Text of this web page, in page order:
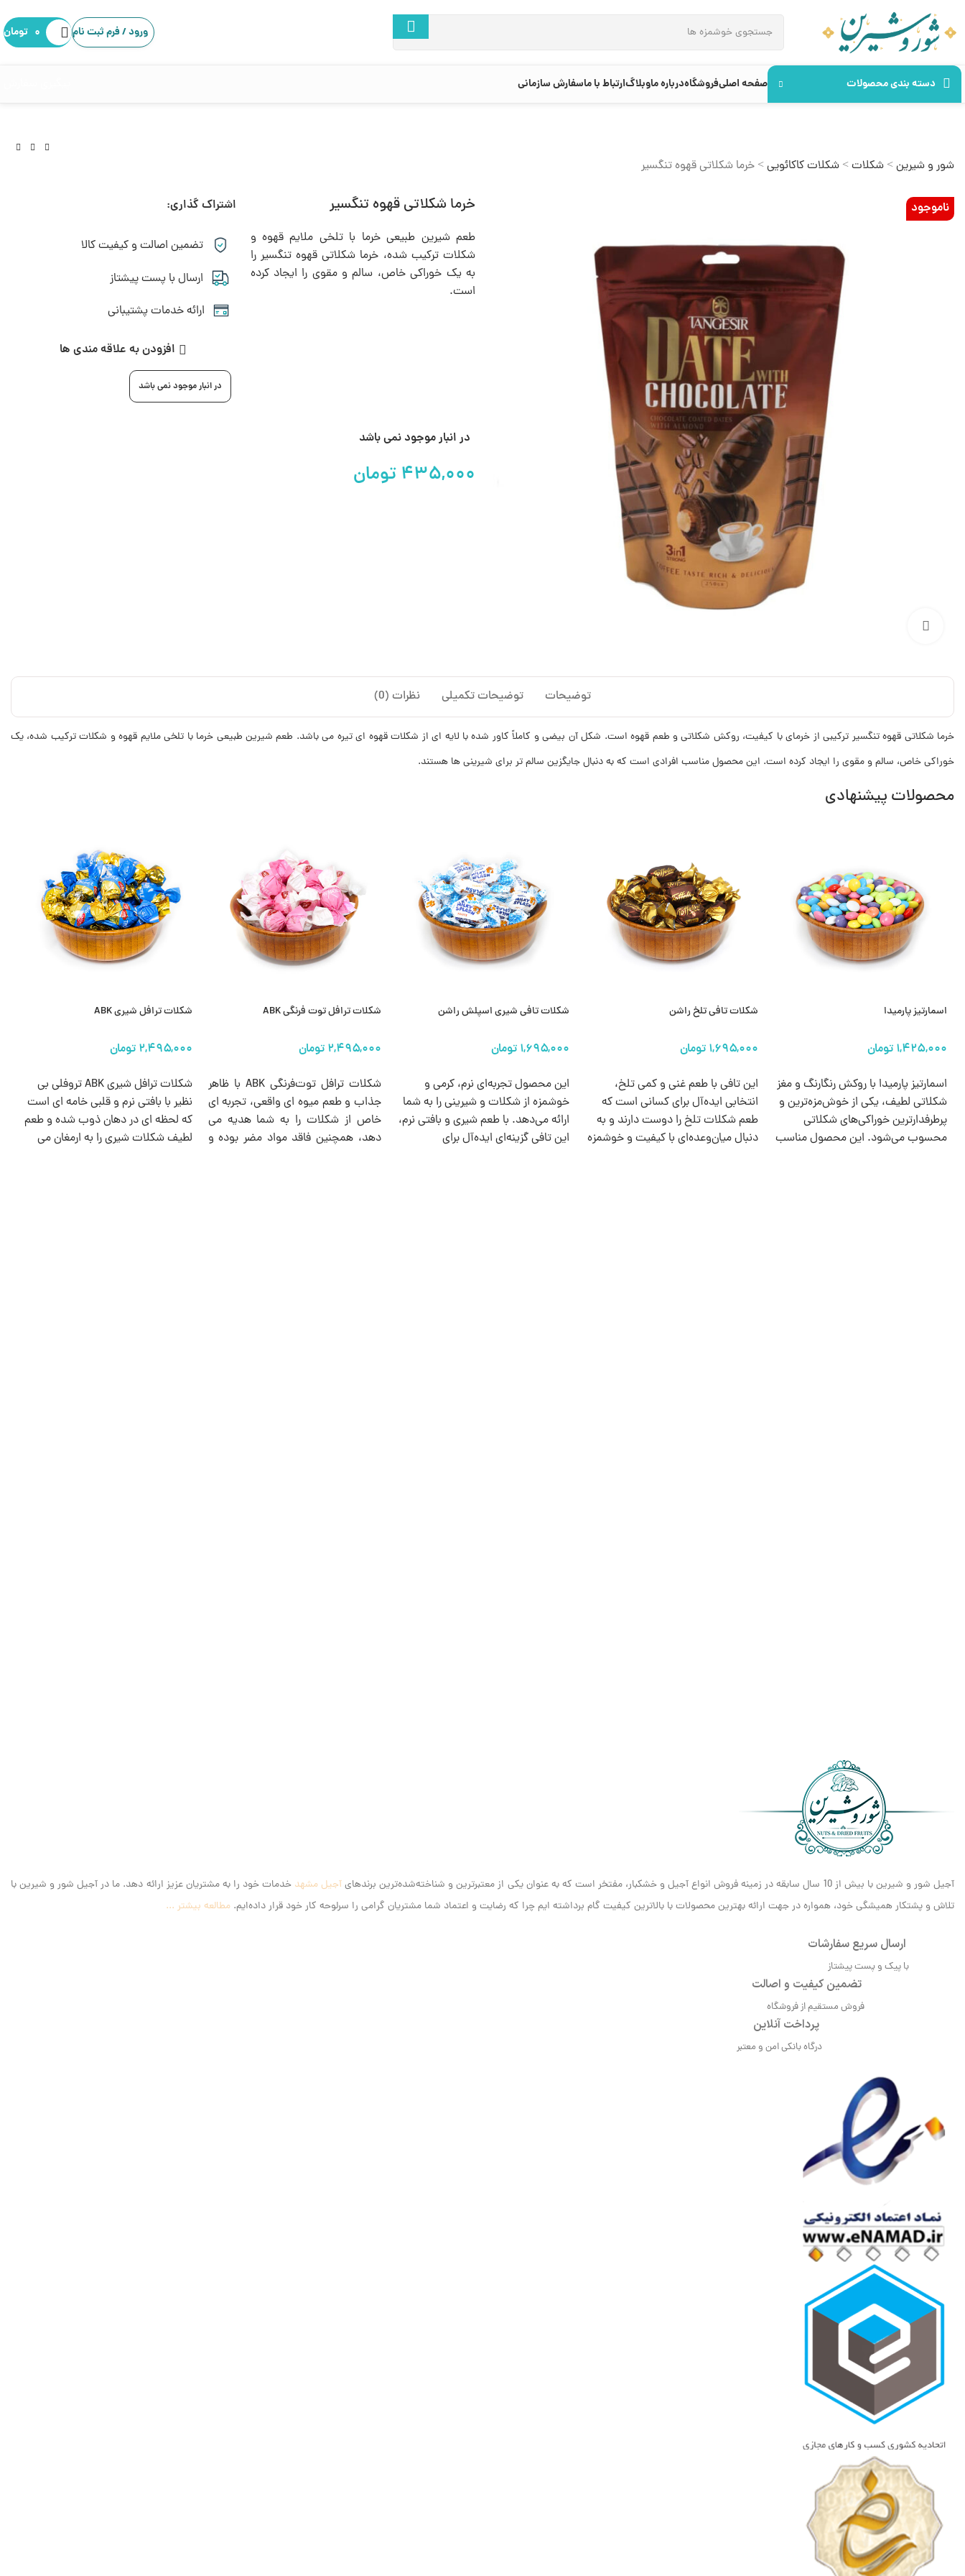
ورود / فرم ثبت نام ۰ تومان
دسته بندی محصولات صفحه اصلیفروشگاهدرباره ماوبلاگارتباط با ماسفارش سازمانی
شور و شیرین> شکلات> شکلات کاکائویی> خرما شکلاتی قهوه تنگسیر
ناموجود خرما شکلاتی قهوه تنگسیر
اشتراک گذاری:
طعم شیرین طبیعی خرما با تلخی ملایم قهوه و
شکلات ترکیب شده، خرما شکلاتی قهوه تنگسیر را
به یک خوراکی خاص، سالم و مقوی را ایجاد کرده
است.
تضمین اصالت و کیفیت کالا
ارسال با پست پیشتاز
ارائه خدمات پشتیبانی
افزودن به علاقه مندی ها
در انبار موجود نمی باشد
در انبار موجود نمی باشد
تومان
توضیحات توضیحات تکمیلی نظرات (0)
خرما شکلاتی قهوه تنگسیر ترکیبی از خرمای با کیفیت، روکش شکلاتی و طعم قهوه است. شکل آن بیضی و کاملاً کاور شده با لایه‌ ای از شکلات قهوه‌ ای تیره می‌ باشد. طعم شیرین طبیعی خرما با تلخی ملایم قهوه و شکلات ترکیب شده، یک
خوراکی خاص، سالم و مقوی را ایجاد کرده است. این محصول مناسب افرادی‌ است که به دنبال جایگزین سالم‌ تر برای شیرینی‌ ها هستند.
محصولات پیشنهادی
اسمارتیز پارمیدا
اسمارتیز پارمیدا با روکش رنگارنگ و مغز
شکلاتی لطیف، یکی از خوش‌مزه‌ترین و
پرطرفدارترین خوراکی‌های شکلاتی
محسوب می‌شود. این محصول مناسب
شکلات تافی تلخ راشن
این تافی با طعم غنی و کمی تلخ،
انتخابی ایده‌آل برای کسانی است که
طعم شکلات تلخ را دوست دارند و به
دنبال میان‌وعده‌ای با کیفیت و خوشمزه
شکلات تافی شیری اسپلش راشن
این محصول تجربه‌ای نرم، کرمی و
خوشمزه از شکلات و شیرینی را به شما
ارائه می‌دهد. با طعم شیری و بافتی نرم،
این تافی گزینه‌ای ایده‌آل برای
شکلات ترافل توت فرنگی ABK
شکلات ترافل توت‌فرنگی ABK با ظاهر
جذاب و طعم میوه‌ ای واقعی، تجربه‌ ای
خاص از شکلات‌ را به شما هدیه می‌
دهد، همچنین فاقد مواد مضر بوده و
شکلات ترافل شیری ABK
شکلات ترافل شیری ABK تروفلی بی‌
نظیر با بافتی نرم و قلبی خامه‌ ای‌ است
که لحظه‌ ای در دهان ذوب شده و طعم
لطیف شکلات شیری را به ارمغان می‌
آجیل شور و شیرین با بیش از 10 سال سابقه در زمینه فروش انواع آجیل و خشکبار، مفتخر است که به عنوان یکی از معتبرترین و شناخته‌شده‌ترین برندهای آجیل مشهد خدمات خود را به مشتریان عزیز ارائه دهد. ما در آجیل شور و شیرین با
تلاش و پشتکار همیشگی خود، همواره در جهت ارائه بهترین محصولات با بالاترین کیفیت گام برداشته ایم‌ چرا که رضایت و اعتماد شما مشتریان گرامی را سرلوحه کار خود قرار داده‌ایم. مطالعه بیشتر ...
ارسال سریع سفارشات
با پیک و پست پیشتاز
تضمین کیفیت و اصالت
فروش مستقیم از فروشگاه
پرداخت آنلاین
درگاه بانکی امن و معتبر